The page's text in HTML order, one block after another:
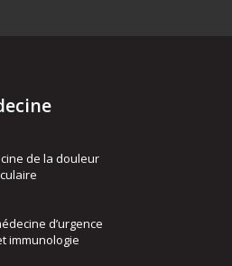
de la douleur
d’urgence
immunologie